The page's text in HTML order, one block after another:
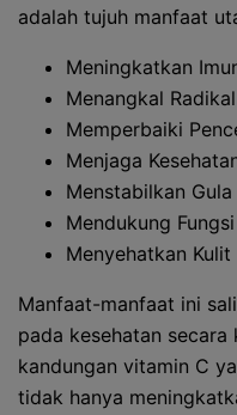
adalah tujuh manfaat
Meningkatkan
Menangkal
Memperbaiki
Menjaga
Menstabilkan
Mendukung
Menyehatkan Kulit
Manfaat-manfaat ini
pada kesehatan secara
kandungan vitamin C
tidak hanya